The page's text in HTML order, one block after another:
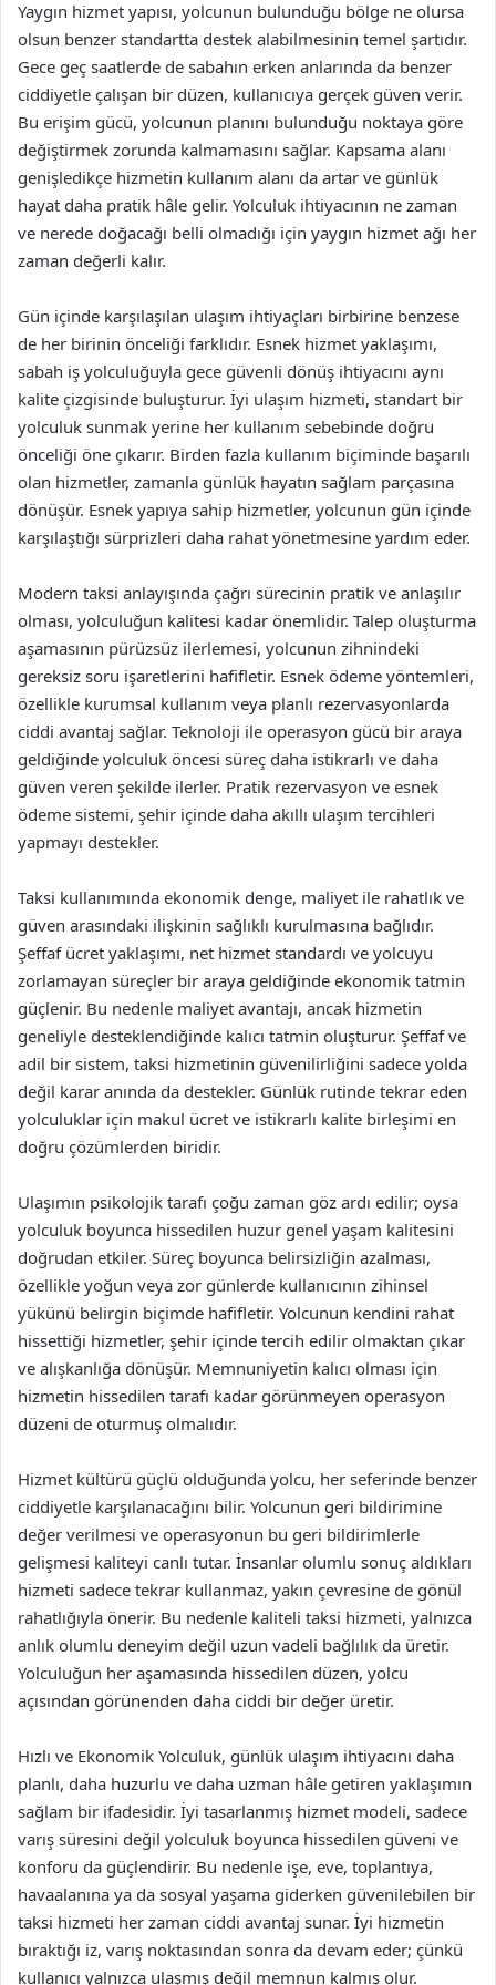
Yaygın hizmet yapısı, yolcunun bulunduğu bölge ne olursa
olsun benzer standartta destek alabilmesinin temel şartıdır.
Gece geç saatlerde de sabahın erken anlarında da benzer
ciddiyetle çalışan bir düzen, kullanıcıya gerçek güven verir.
Bu erişim gücü, yolcunun planını bulunduğu noktaya göre
değiştirmek zorunda kalmamasını sağlar. Kapsama alanı
genişledikçe hizmetin kullanım alanı da artar ve günlük
hayat daha pratik hâle gelir. Yolculuk ihtiyacının ne zaman
ve nerede doğacağı belli olmadığı için yaygın hizmet ağı her
zaman değerli kalır.
Gün içinde karşılaşılan ulaşım ihtiyaçları birbirine benzese
de her birinin önceliği farklıdır. Esnek hizmet yaklaşımı,
sabah iş yolculuğuyla gece güvenli dönüş ihtiyacını aynı
kalite çizgisinde buluşturur. İyi ulaşım hizmeti, standart bir
yolculuk sunmak yerine her kullanım sebebinde doğru
önceliği öne çıkarır. Birden fazla kullanım biçiminde başarılı
olan hizmetler, zamanla günlük hayatın sağlam parçasına
dönüşür. Esnek yapıya sahip hizmetler, yolcunun gün içinde
karşılaştığı sürprizleri daha rahat yönetmesine yardım eder.
Modern taksi anlayışında çağrı sürecinin pratik ve anlaşılır
olması, yolculuğun kalitesi kadar önemlidir. Talep oluşturma
aşamasının pürüzsüz ilerlemesi, yolcunun zihnindeki
gereksiz soru işaretlerini hafifletir. Esnek ödeme yöntemleri,
özellikle kurumsal kullanım veya planlı rezervasyonlarda
ciddi avantaj sağlar. Teknoloji ile operasyon gücü bir araya
geldiğinde yolculuk öncesi süreç daha istikrarlı ve daha
güven veren şekilde ilerler. Pratik rezervasyon ve esnek
ödeme sistemi, şehir içinde daha akıllı ulaşım tercihleri
yapmayı destekler.
Taksi kullanımında ekonomik denge, maliyet ile rahatlık ve
güven arasındaki ilişkinin sağlıklı kurulmasına bağlıdır.
Şeffaf ücret yaklaşımı, net hizmet standardı ve yolcuyu
zorlamayan süreçler bir araya geldiğinde ekonomik tatmin
güçlenir. Bu nedenle maliyet avantajı, ancak hizmetin
geneliyle desteklendiğinde kalıcı tatmin oluşturur. Şeffaf ve
adil bir sistem, taksi hizmetinin güvenilirliğini sadece yolda
değil karar anında da destekler. Günlük rutinde tekrar eden
yolculuklar için makul ücret ve istikrarlı kalite birleşimi en
doğru çözümlerden biridir.
Ulaşımın psikolojik tarafı çoğu zaman göz ardı edilir; oysa
yolculuk boyunca hissedilen huzur genel yaşam kalitesini
doğrudan etkiler. Süreç boyunca belirsizliğin azalması,
özellikle yoğun veya zor günlerde kullanıcının zihinsel
yükünü belirgin biçimde hafifletir. Yolcunun kendini rahat
hissettiği hizmetler, şehir içinde tercih edilir olmaktan çıkar
ve alışkanlığa dönüşür. Memnuniyetin kalıcı olması için
hizmetin hissedilen tarafı kadar görünmeyen operasyon
düzeni de oturmuş olmalıdır.
Hizmet kültürü güçlü olduğunda yolcu, her seferinde benzer
ciddiyetle karşılanacağını bilir. Yolcunun geri bildirimine
değer verilmesi ve operasyonun bu geri bildirimlerle
gelişmesi kaliteyi canlı tutar. İnsanlar olumlu sonuç aldıkları
hizmeti sadece tekrar kullanmaz, yakın çevresine de gönül
rahatlığıyla önerir. Bu nedenle kaliteli taksi hizmeti, yalnızca
anlık olumlu deneyim değil uzun vadeli bağlılık da üretir.
Yolculuğun her aşamasında hissedilen düzen, yolcu
açısından görünenden daha ciddi bir değer üretir.
Hızlı ve Ekonomik Yolculuk, günlük ulaşım ihtiyacını daha
planlı, daha huzurlu ve daha uzman hâle getiren yaklaşımın
sağlam bir ifadesidir. İyi tasarlanmış hizmet modeli, sadece
varış süresini değil yolculuk boyunca hissedilen güveni ve
konforu da güçlendirir. Bu nedenle işe, eve, toplantıya,
havaalanına ya da sosyal yaşama giderken güvenilebilen bir
taksi hizmeti her zaman ciddi avantaj sunar. İyi hizmetin
bıraktığı iz, varış noktasından sonra da devam eder; çünkü
kullanıcı yalnızca ulaşmış değil memnun kalmış olur.